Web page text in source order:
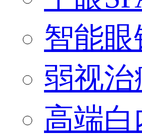
智能眼
弱视治
高端白